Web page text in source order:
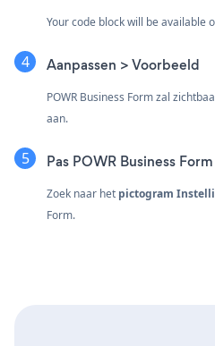
Your code block will be available
Aanpassen > Voorbeeld
POWR Business Form zal
aan.
Pas POWR Business
Zoek naar het pictogram
Form.